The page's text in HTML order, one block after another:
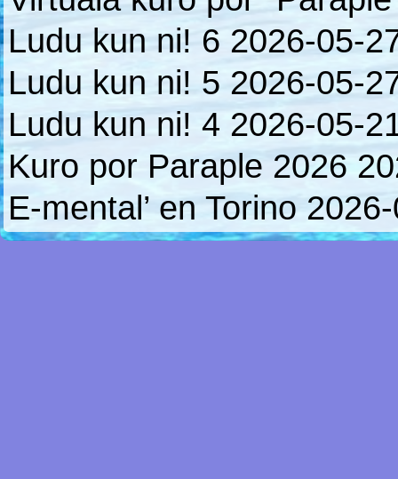
Ludu kun ni! 6 2026-05-
Ludu kun ni! 5 2026-05-
Ludu kun ni! 4 2026-05-
Kuro por Paraple 2026
E-mental’ en Torino